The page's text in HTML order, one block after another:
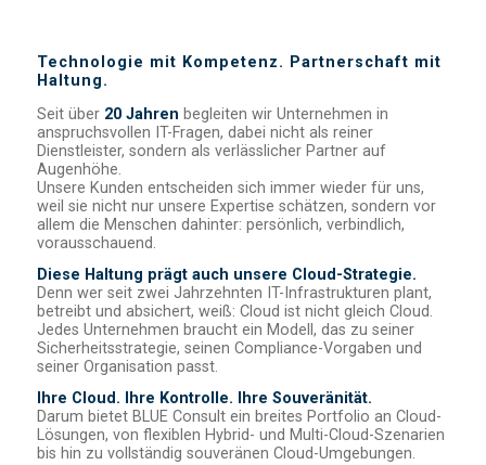
Technologie mit Kompetenz. Partnerschaft mit
Haltung.
Seit über 20 Jahren begleiten wir Unternehmen in
anspruchsvollen IT-Fragen, dabei nicht als reiner
Dienstleister, sondern als verlässlicher Partner auf
Augenhöhe.
Unsere Kunden entscheiden sich immer wieder für uns,
weil sie nicht nur unsere Expertise schätzen, sondern vor
allem die Menschen dahinter: persönlich, verbindlich,
vorausschauend.
Diese Haltung prägt auch unsere Cloud-Strategie.
Denn wer seit zwei Jahrzehnten IT-Infrastrukturen plant,
betreibt und absichert, weiß: Cloud ist nicht gleich Cloud.
Jedes Unternehmen braucht ein Modell, das zu seiner
Sicherheitsstrategie, seinen Compliance-Vorgaben und
seiner Organisation passt.
Ihre Cloud. Ihre Kontrolle. Ihre Souveränität.
Darum bietet BLUE Consult ein breites Portfolio an Cloud-
Lösungen, von flexiblen Hybrid- und Multi-Cloud-Szenarien
bis hin zu vollständig souveränen Cloud-Umgebungen.